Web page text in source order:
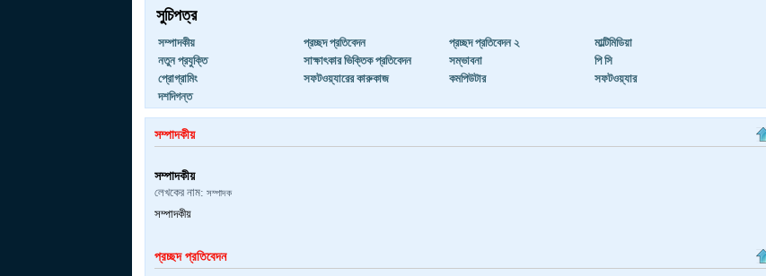
সুচিপত্র
সম্পাদকীয় প্রচ্ছদ প্রতিবেদন প্রচ্ছদ প্রতিবেদন ২
মাল্টিমিডিয়া
নতুন প্রযুক্তি
সাক্ষাৎকার ভিক্তিক প্রতিবেদন সম্ভাবনা
পি সি
প্রোগ্রামিং
সফটওয়্যারের কারুকাজ কমপিউটার
সফটওয়্যার
দশদিগন্ত
সম্পাদকীয়
সম্পাদকীয়
লেখকের নাম: সম্পাদক
সম্পাদকীয়
প্রচ্ছদ প্রতিবেদন